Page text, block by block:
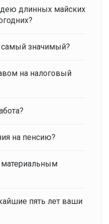
длинных майских
самый значимый?
на налоговый
на пенсию?
пять лет ваши